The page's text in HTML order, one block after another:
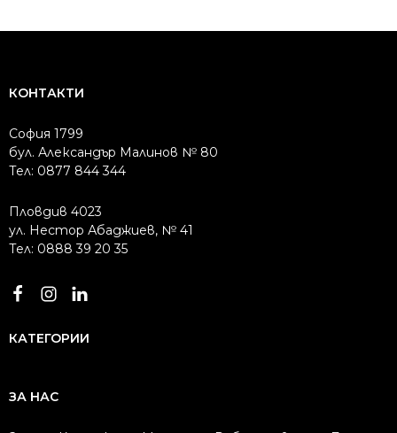
КОНТАКТИ
София 1799
бул. Александър Малинов № 80
Тел: 0877 844 344
Пловдив 4023
ул. Нестор Абаджиев, № 41
Тел: 0888 39 20 35
КАТЕГОРИИ
ЗА НАС